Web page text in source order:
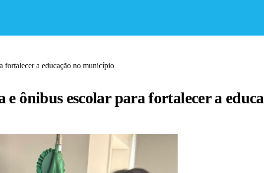
fortalecer a educação no município
e ônibus escolar para fortalecer a